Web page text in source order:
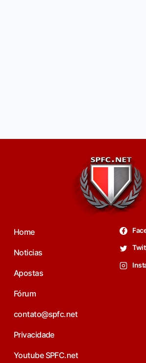
Home
Noticias
Apostas
Fórum
contato@spfc.net
Privacidade
Youtube SPFC.net